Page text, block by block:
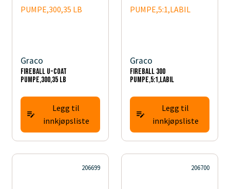
Graco
FIREBALL U-COAT
PUMPE,300,35 LB
Legg til
innkjøpsliste
Graco
FIREBALL 300
PUMPE,5:1,LABIL
Legg til
innkjøpsliste
206699 206700